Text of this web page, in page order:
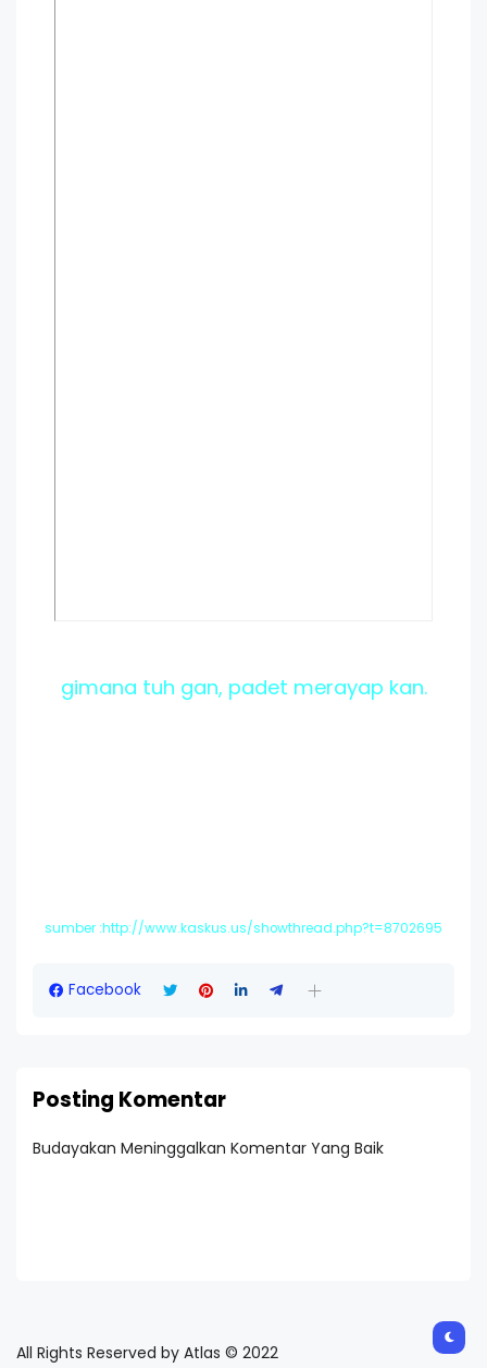
gimana tuh gan, padet merayap kan.
sumber :http://www.kaskus.us/showthread.php?t=8702695
Facebook
Posting Komentar
Budayakan Meninggalkan Komentar Yang Baik
All Rights Reserved by Atlas © 2022